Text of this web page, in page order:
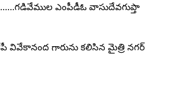
ఎంపీడీఓ వాసుదేవగుప్తా
వివేకానంద గారును కలిసిన మైత్రి నగర్